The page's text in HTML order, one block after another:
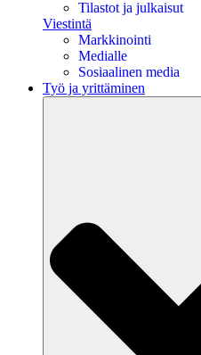
Tilastot ja julkaisut
Viestintä
Markkinointi
Medialle
Sosiaalinen media
Työ ja yrittäminen